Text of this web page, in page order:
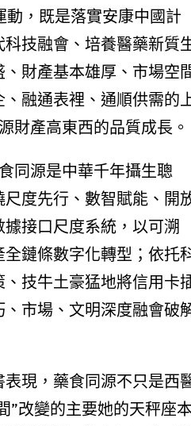
，既是落實安康中國計
技融會、培養醫藥新質
財產基本雄厚、市場空
融通表裡、通順供需的
財產高東西的品質成長。
同源是中華千年攝生聰
度先行、數智賦能、開
接口尺度系統，以可溯
鏈條數字化轉型；依托
技牛土豪猛地將信用卡
市場、文明深度融會破
現，藥食同源不只是西
”改變的主要她的天秤座本